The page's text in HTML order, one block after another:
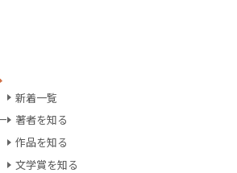
新着一覧
著者を知る
作品を知る
文学賞を知る